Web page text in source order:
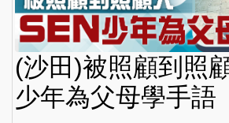
(沙田)被照顧到照
少年為父母學手語